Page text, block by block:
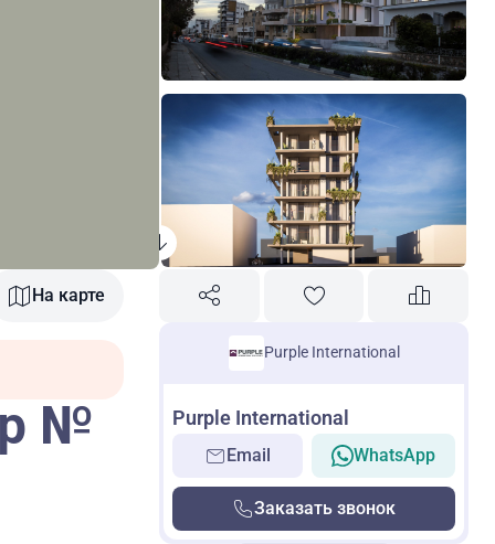
На карте
№
Purple International
Purple International
Email WhatsApp
Заказать звонок